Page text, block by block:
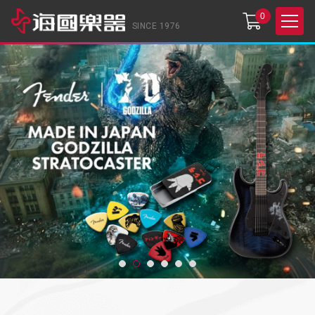
SINCE 1976
0